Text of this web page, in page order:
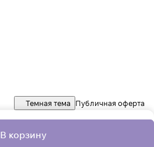
В корзину
Темная тема Публичная оферта